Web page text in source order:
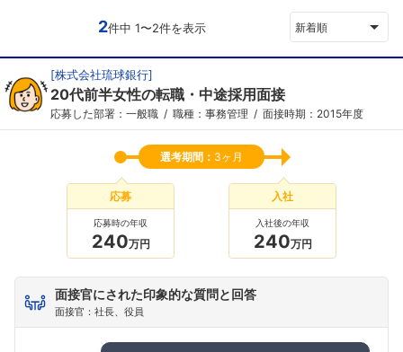
2件中 1〜2件を表示 新着順
[株式会社琉球銀行]
20代前半女性の転職・中途採用面接
応募した部署：一般職 職種：事務管理 面接時期：2015年度
選考期間： 3ヶ月
応募
応募時の年収
240万円
入社
入社後の年収
240万円
面接官にされた印象的な質問と回答
面接官：社長、役員